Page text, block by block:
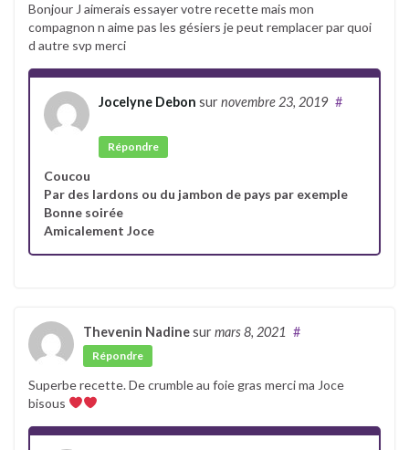
Bonjour J aimerais essayer votre recette mais mon
compagnon n aime pas les gésiers je peut remplacer par quoi
d autre svp merci
Jocelyne Debon sur novembre 23, 2019 #
Répondre
Coucou
Par des lardons ou du jambon de pays par exemple
Bonne soirée
Amicalement Joce
Thevenin Nadinesur mars 8, 2021 #
Répondre
Superbe recette. De crumble au foie gras merci ma Joce
bisous